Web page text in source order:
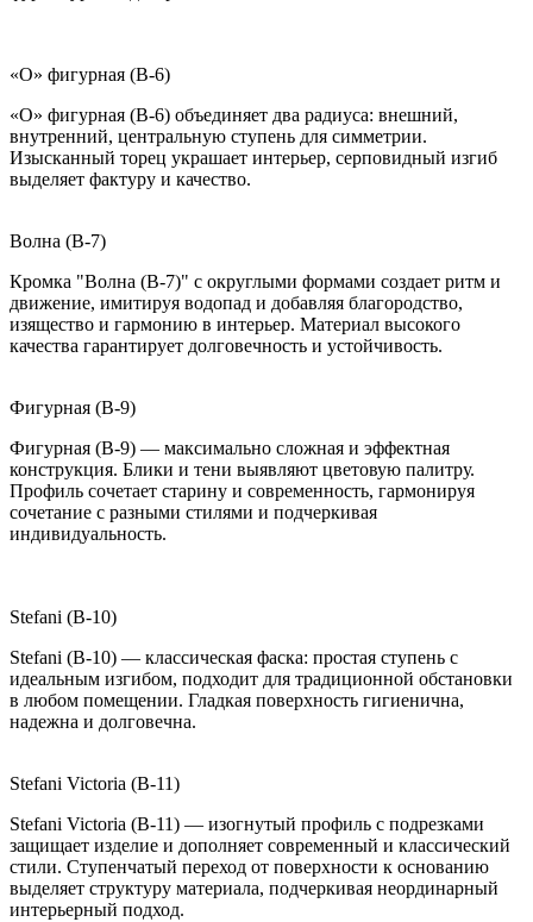
«О» фигурная (B-6)
«О» фигурная (B-6) объединяет два радиуса: внешний,
внутренний, центральную ступень для симметрии.
Изысканный торец украшает интерьер, серповидный изгиб
выделяет фактуру и качество.
Волна (B-7)
Кромка "Волна (B-7)" с округлыми формами создает ритм и
движение, имитируя водопад и добавляя благородство,
изящество и гармонию в интерьер. Материал высокого
качества гарантирует долговечность и устойчивость.
Фигурная (B-9)
Фигурная (B-9) — максимально сложная и эффектная
конструкция. Блики и тени выявляют цветовую палитру.
Профиль сочетает старину и современность, гармонируя
сочетание с разными стилями и подчеркивая
индивидуальность.
Stefani (B-10)
Stefani (B-10) — классическая фаска: простая ступень с
идеальным изгибом, подходит для традиционной обстановки
в любом помещении. Гладкая поверхность гигиенична,
надежна и долговечна.
Stefani Victoria (B-11)
Stefani Victoria (B-11) — изогнутый профиль с подрезками
защищает изделие и дополняет современный и классический
стили. Ступенчатый переход от поверхности к основанию
выделяет структуру материала, подчеркивая неординарный
интерьерный подход.